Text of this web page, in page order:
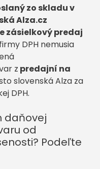
zo skladu v
Alza.cz
zásielkový predaj
DPH nemusia
z predajní na
slovenská Alza za
DPH.
daňovej
od
Podeľte